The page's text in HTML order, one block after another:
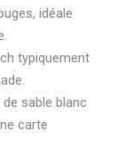
idéale
typiquement
sable blanc
carte